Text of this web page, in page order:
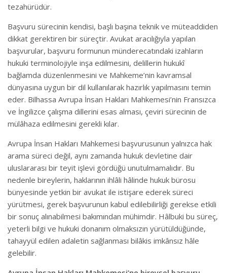
tezahürüdür.
Başvuru sürecinin kendisi, başlı başına teknik ve müteaddiden
dikkat gerektiren bir süreçtir. Avukat aracılığıyla yapılan
başvurular, başvuru formunun münderecatındaki izahların
hukuki terminolojiyle inşa edilmesini, delillerin hukukî
bağlamda düzenlenmesini ve Mahkeme’nin kavramsal
dünyasına uygun bir dil kullanılarak hazırlık yapılmasını temin
eder. Bilhassa Avrupa İnsan Hakları Mahkemesi’nin Fransızca
ve İngilizce çalışma dillerini esas alması, çeviri sürecinin de
mülâhaza edilmesini gerekli kılar.
Avrupa İnsan Hakları Mahkemesi başvurusunun yalnızca hak
arama süreci değil, aynı zamanda hukuk devletine dair
uluslararası bir teyit işlevi gördüğü unutulmamalıdır. Bu
nedenle bireylerin, haklarının ihlâli hâlinde hukuk bürosu
bünyesinde yetkin bir avukat ile istişare ederek süreci
yürütmesi, gerek başvurunun kabul edilebilirliği gerekse etkili
bir sonuç alınabilmesi bakımından mühimdir. Hâlbuki bu süreç,
yeterli bilgi ve hukuki donanım olmaksızın yürütüldüğünde,
tahayyül edilen adaletin sağlanması bilâkis imkânsız hâle
gelebilir.